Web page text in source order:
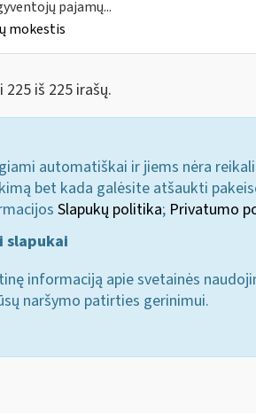
pajamų...
mokestis
iš 225 irašų.
automatiškai ir jiems nėra
bet kada galėsite atšaukti
Slapukų politika; Privatumo
slapukai
informaciją apie svetainės
naršymo patirties gerinimui.